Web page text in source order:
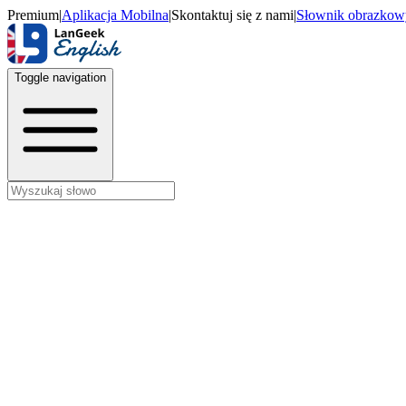
Premium|Aplikacja Mobilna|Skontaktuj się z nami|Słownik
Toggle navigation